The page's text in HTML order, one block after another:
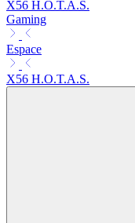
X56 H.O.T.A.S.
Gaming
Espace
X56 H.O.T.A.S.